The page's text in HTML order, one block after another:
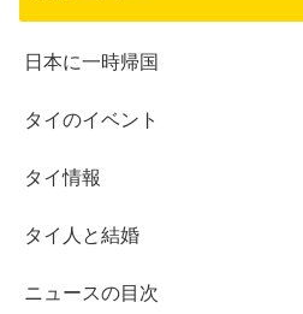
日本に一時帰国
タイのイベント
タイ情報
タイ人と結婚
ニュースの目次